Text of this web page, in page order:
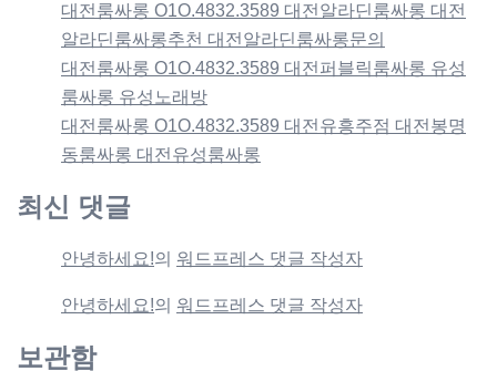
대전룸싸롱 O1O.4832.3589 대전알라딘룸싸롱 대전
알라딘룸싸롱추천 대전알라딘룸싸롱문의
대전룸싸롱 O1O.4832.3589 대전퍼블릭룸싸롱 유성
룸싸롱 유성노래방
대전룸싸롱 O1O.4832.3589 대전유흥주점 대전봉명
동룸싸롱 대전유성룸싸롱
최신 댓글
안녕하세요!의 워드프레스 댓글 작성자
안녕하세요!의 워드프레스 댓글 작성자
보관함